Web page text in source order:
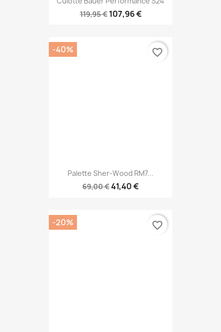
119,95 € 107,96 €
Palette Sher-Wood RM7...
69,00 €41,40 €
-40% favorite_border
-20% favorite_border